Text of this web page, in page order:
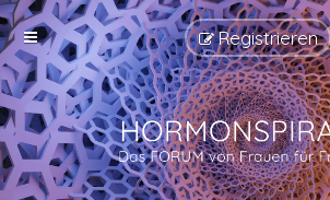
Registrieren